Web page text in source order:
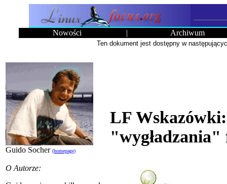
Nowości | Archiwum
Ten dokument jest dostępny w
Guido Socher (homepage)
O Autorze:
LF
"wygładzania"